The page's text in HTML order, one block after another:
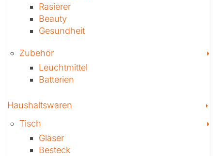
Rasierer
Beauty
Gesundheit
Zubehör
Leuchtmittel
Batterien
Haushaltswaren
Tisch
Gläser
Besteck